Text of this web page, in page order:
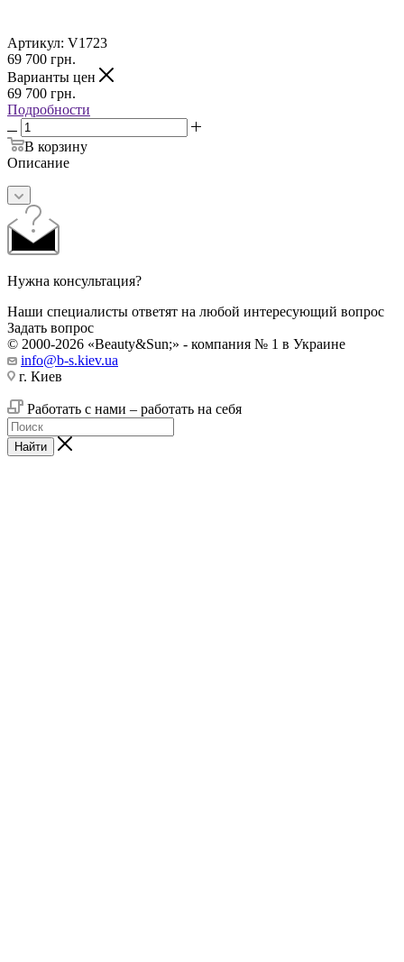
Артикул: V1723
69 700 грн.
Варианты цен
69 700 грн.
Подробности
В корзину
Описание
Нужна консультация?
Наши специалисты ответят на любой интересующий вопрос
Задать вопрос
© 2000-2026 «Beauty&Sun;» - компания № 1 в Украине
info@b-s.kiev.ua
г. Киев
Работать с нами – работать на себя
Найти